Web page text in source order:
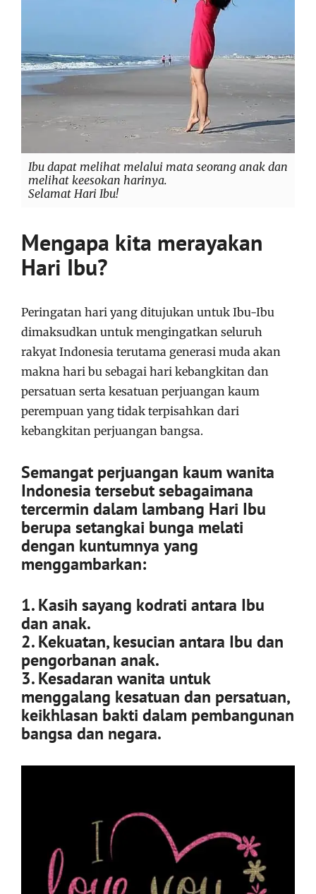
Ibu dapat melihat melalui mata seorang anak dan
melihat keesokan harinya.
Selamat Hari Ibu!
Mengapa kita merayakan
Hari Ibu?
Peringatan hari yang ditujukan untuk Ibu-Ibu
dimaksudkan untuk mengingatkan seluruh
rakyat Indonesia terutama generasi muda akan
makna hari bu sebagai hari kebangkitan dan
persatuan serta kesatuan perjuangan kaum
perempuan yang tidak terpisahkan dari
kebangkitan perjuangan bangsa.
Semangat perjuangan kaum wanita
Indonesia tersebut sebagaimana
tercermin dalam lambang Hari Ibu
berupa setangkai bunga melati
dengan kuntumnya yang
menggambarkan:
1. Kasih sayang kodrati antara Ibu
dan anak.
2. Kekuatan, kesucian antara Ibu dan
pengorbanan anak.
3. Kesadaran wanita untuk
menggalang kesatuan dan persatuan,
keikhlasan bakti dalam pembangunan
bangsa dan negara.